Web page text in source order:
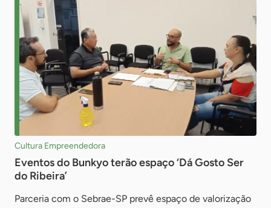
Cultura Empreendedora
Eventos do Bunkyo terão espaço ‘Dá Gosto Ser
do Ribeira’
Parceria com o Sebrae-SP prevê espaço de valorização